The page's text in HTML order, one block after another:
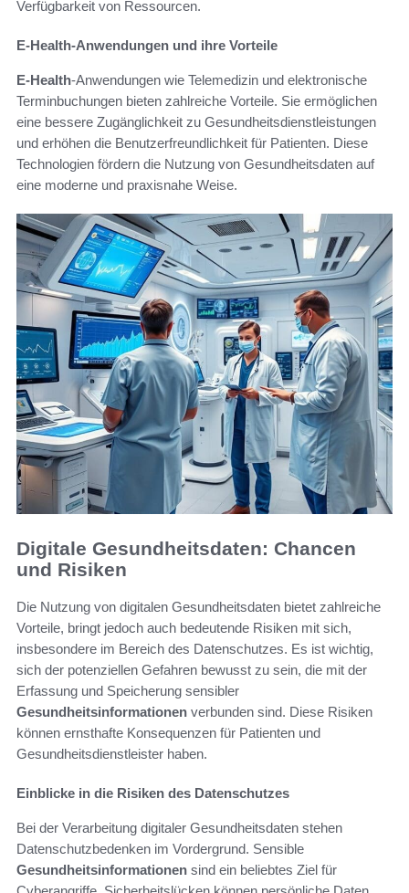
Verfügbarkeit von Ressourcen.
E-Health-Anwendungen und ihre Vorteile
E-Health-Anwendungen wie Telemedizin und elektronische
Terminbuchungen bieten zahlreiche Vorteile. Sie ermöglichen
eine bessere Zugänglichkeit zu Gesundheitsdienstleistungen
und erhöhen die Benutzerfreundlichkeit für Patienten. Diese
Technologien fördern die Nutzung von Gesundheitsdaten auf
eine moderne und praxisnahe Weise.
Digitale Gesundheitsdaten: Chancen
und Risiken
Die Nutzung von digitalen Gesundheitsdaten bietet zahlreiche
Vorteile, bringt jedoch auch bedeutende Risiken mit sich,
insbesondere im Bereich des Datenschutzes. Es ist wichtig,
sich der potenziellen Gefahren bewusst zu sein, die mit der
Erfassung und Speicherung sensibler
Gesundheitsinformationen verbunden sind. Diese Risiken
können ernsthafte Konsequenzen für Patienten und
Gesundheitsdienstleister haben.
Einblicke in die Risiken des Datenschutzes
Bei der Verarbeitung digitaler Gesundheitsdaten stehen
Datenschutzbedenken im Vordergrund. Sensible
Gesundheitsinformationen sind ein beliebtes Ziel für